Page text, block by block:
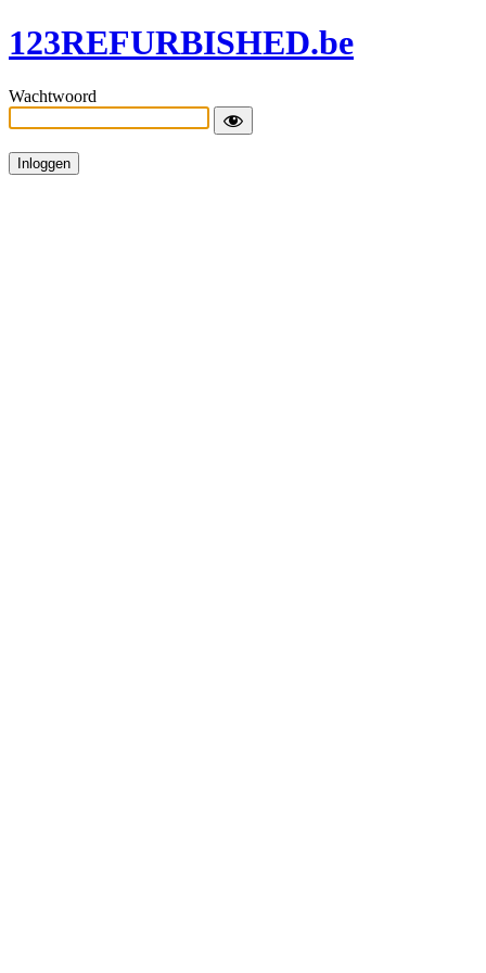
123REFURBISHED.be
Wachtwoord